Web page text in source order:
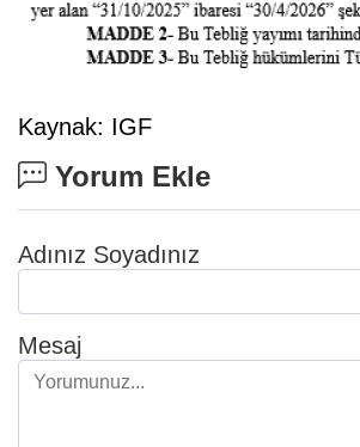
Kaynak: IGF
Yorum Ekle
Adınız Soyadınız
Mesaj